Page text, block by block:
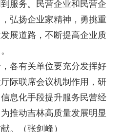
服务。民营企业和民营企
弘扬企业家精神，勇挑重
展道路，不断提高企业质
有关单位要充分发挥好
际联席会议机制作用，研
息化手段提升服务民营经
推动吉林高质量发展明显
。（张剑峰）